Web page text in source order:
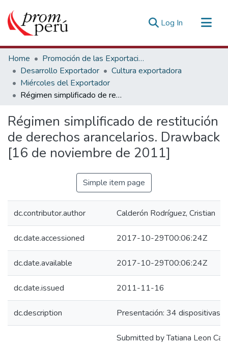
Log In (current)
Communities & Collections
All of DSpace
Statistics
Estadísticas Externas
Home
Promoción de las Exportaciones
Desarrollo Exportador
Cultura exportadora
Miércoles del Exportador
Régimen simplificado de restitución de derechos arancelarios. Drawback [16 de noviembre de 2011]
Régimen simplificado de restitución
de derechos arancelarios. Drawback
[16 de noviembre de 2011]
Simple item page
dc.contributor.author Calderón Rodríguez, Cristian
dc.date.accessioned 2017-10-29T00:06:24Z
dc.date.available 2017-10-29T00:06:24Z
dc.date.issued 2011-11-16
dc.description Presentación: 34 dispositivas.
Submitted by Tatiana Leon